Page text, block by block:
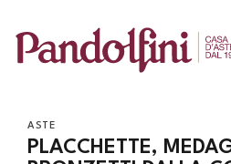
ASTE
PLACCHETTE,